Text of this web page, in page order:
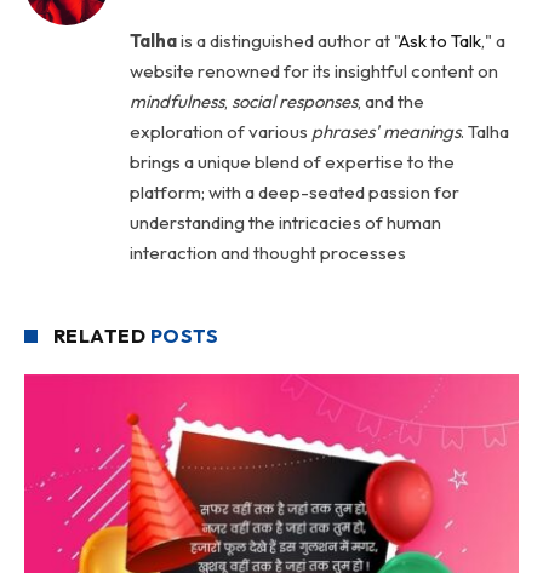
Talhais a distinguished author at "Ask to Talk," a
website renowned for its insightful content on
mindfulness, social responses, and the
exploration of various phrases' meanings. Talha
brings a unique blend of expertise to the
platform; with a deep-seated passion for
understanding the intricacies of human
interaction and thought processes
RELATED POSTS